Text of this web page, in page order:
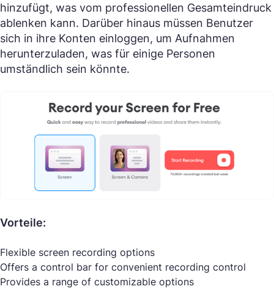
hinzufügt, was vom professionellen Gesamteindruck
ablenken kann. Darüber hinaus müssen Benutzer
sich in ihre Konten einloggen, um Aufnahmen
herunterzuladen, was für einige Personen
umständlich sein könnte.
Vorteile:
Flexible screen recording options
Offers a control bar for convenient recording control
Provides a range of customizable options